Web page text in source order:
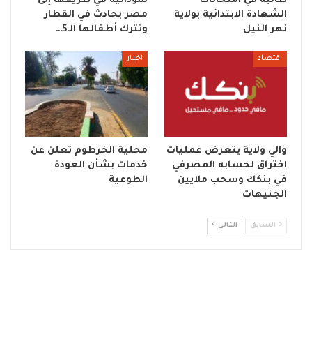
الشهادة الابتدائية بولاية
نهر النيل
مصر بحادث في القطار
وتترك أطفالها الـ5…
اقتصاد
والي ولاية يتعرض عمليات
اختراق لحسابه المصرفي
في بنكك وسحب ملايين
الجنيهات
اخبار
محلية الخرطوم تعلن عن
خدمات بشأن العودة
الطوعية
السابق التالي